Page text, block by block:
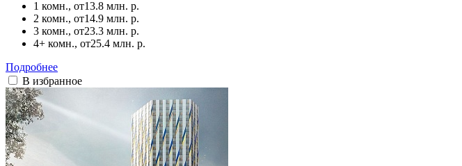
1 комн., от13.8 млн. р.
2 комн., от14.9 млн. р.
3 комн., от23.3 млн. р.
4+ комн., от25.4 млн. р.
Подробнее
В избранное